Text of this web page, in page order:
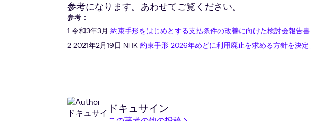
参考：
1 令和3年3月 約束手形をはじめとする支払条件の改善に向けた検討会報告書
2 2021年2月19日 NHK 約束手形 2026年めどに利用廃止を求める方針を決
ドキュサイン